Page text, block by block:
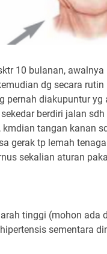
10 bulanan,
dg secara
pernah diakupuntur yg
berdiri jalan
tangan kanan
gerak tp lemah
sekalian aturan
tinggi (mohon ada
sementara